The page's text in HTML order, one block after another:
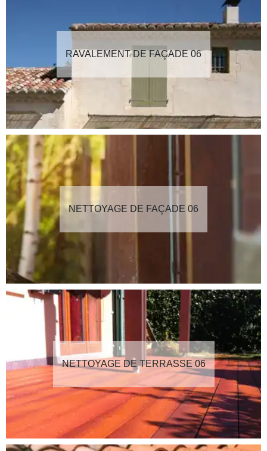
RAVALEMENT DE FAÇADE 06
NETTOYAGE DE FAÇADE 06
NETTOYAGE DE TERRASSE 06